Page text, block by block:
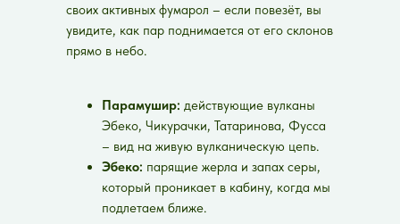
своих активных фумарол – если повезёт, вы
увидите, как пар поднимается от его склонов
прямо в небо.
Парамушир: действующие вулканы
Эбеко, Чикурачки, Татаринова, Фусса
– вид на живую вулканическую цепь.
Эбеко: парящие жерла и запах серы,
который проникает в кабину, когда мы
подлетаем ближе.